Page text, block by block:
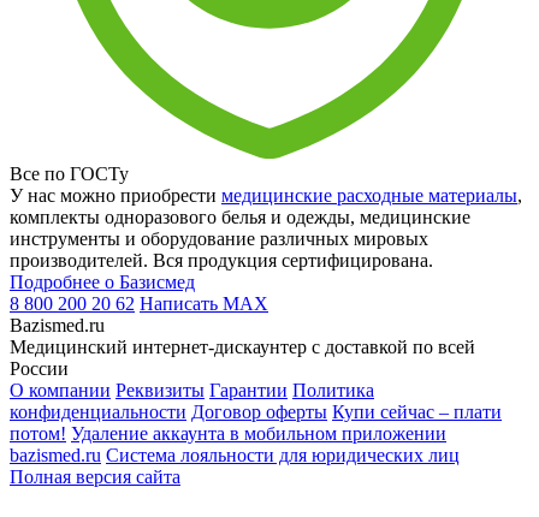
Все по ГОСТу
У нас можно приобрести медицинские расходные материалы,
комплекты одноразового белья и одежды, медицинские
инструменты и оборудование различных мировых
производителей. Вся продукция сертифицирована.
Подробнее о Базисмед
8 800 200 20 62 Написать MAX
Bazismed.ru
Медицинский интернет-дискаунтер с доставкой по всей
России
О компании Реквизиты Гарантии Политика
конфиденциальности Договор оферты Купи сейчас – плати
потом! Удаление аккаунта в мобильном приложении
bazismed.ru Система лояльности для юридических лиц
Полная версия сайта